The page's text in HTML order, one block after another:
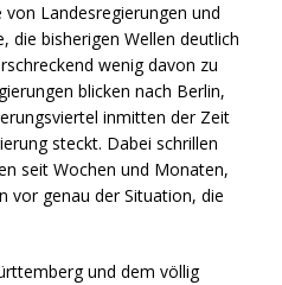
Landesregierungen und
die bisherigen Wellen deutlich
wenig davon zu
blicken nach Berlin,
inmitten der Zeit
steckt. Dabei schrillen
seit Wochen und Monaten,
vor genau der Situation, die
und dem völlig